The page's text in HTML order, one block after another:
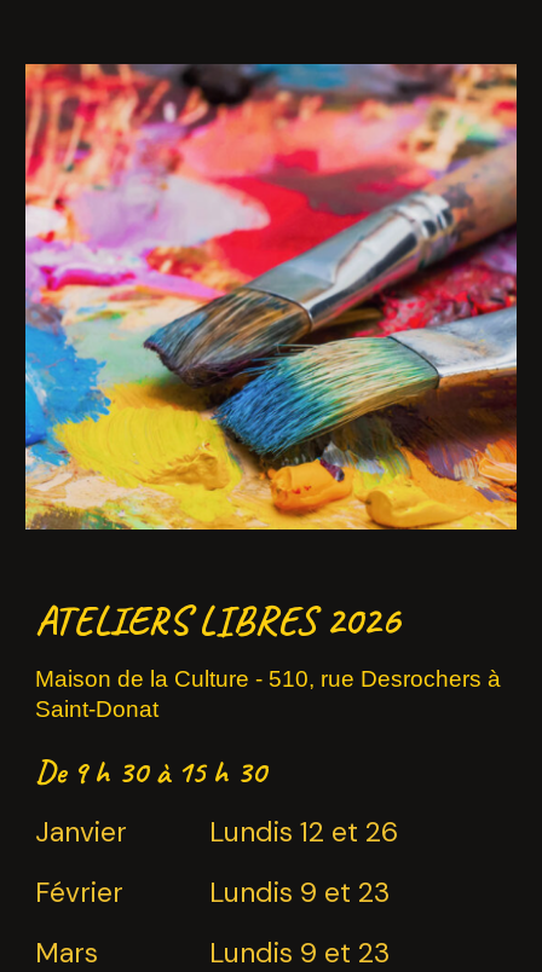
ATELIERS LIBRES 2026
Maison de la Culture- 510, rue Desrochers à
Saint-Donat
De 9 h 30 à 15 h 30
Janvier
Lundis 12 et 26
Février
Lundis 9 et 23
Mars
Lundis 9 et 23